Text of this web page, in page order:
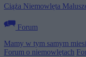
Ciąża Niemowlęta
Forum
Mamy w tym samym
Forum o niemowlętach